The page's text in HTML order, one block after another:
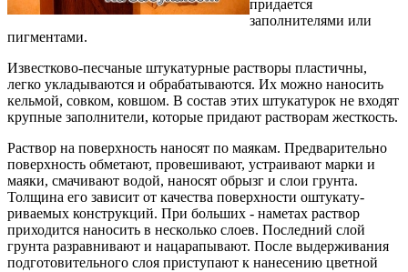
придается
заполнителями или
пиг­ментами.
Известково-песчаные штукатурные растворы пластичны,
легко укладываются и обрабатываются. Их можно наносить
кельмой, совком, ковшом. В состав этих штукатурок не входят
крупные заполнители, которые придают растворам жесткость.
Раствор на поверхность наносят по маякам. Предварительно
поверхность обметают, провешивают, устраивают мар­ки и
маяки, смачивают водой, наносят обрызг и слои грунта.
Толщина его зависит от качества поверхности оштукату­
риваемых конструкций. При больших - наметах раствор
приходится наносить в несколько слоев. Последний слой
грунта разравнивают и нацарапывают. После выдерживания
подготовительного слоя приступают к нанесению цветной